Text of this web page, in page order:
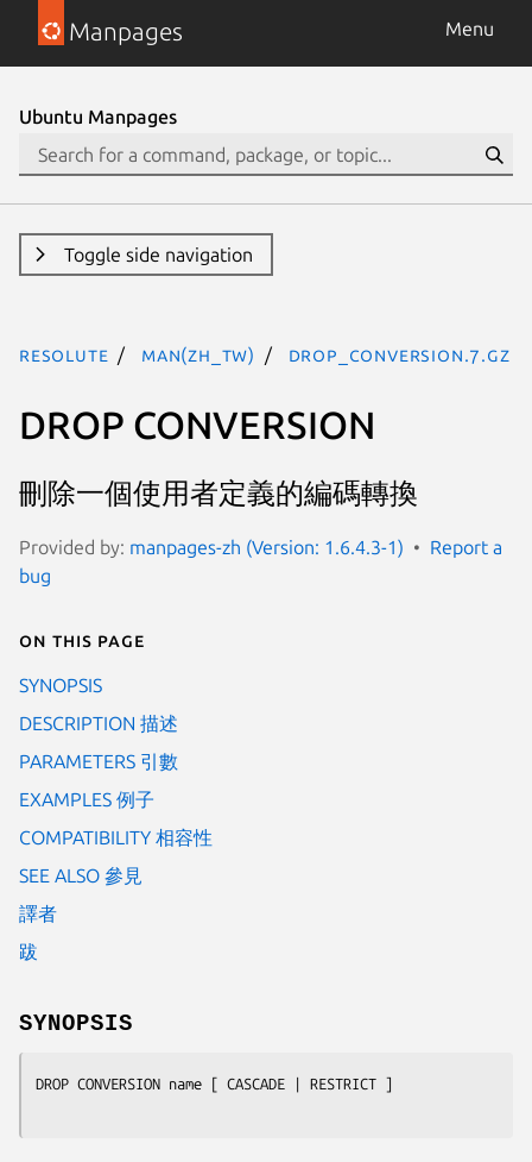
Manpages Menu
Ubuntu Manpages
Toggle side navigation
resolute man(zh_TW) drop_conversion.7.gz
DROP CONVERSION
刪除一個使用者定義的編碼轉換
Provided by: manpages-zh (Version: 1.6.4.3-1)
Report a
bug
On this page
SYNOPSIS
DESCRIPTION 描述
PARAMETERS 引數
EXAMPLES 例子
COMPATIBILITY 相容性
SEE ALSO 參見
譯者
跋
SYNOPSIS
DROP CONVERSION name [ CASCADE | RESTRICT ]